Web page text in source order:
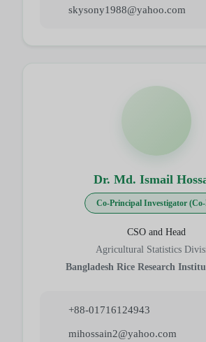
skysony1988@yahoo.com
Dr. Md. Ismail
Co-Principal Investigator
CSO and Head
Agricultural Statistics
Bangladesh Rice Research
+88-01716124943
mihossain2@yahoo.com